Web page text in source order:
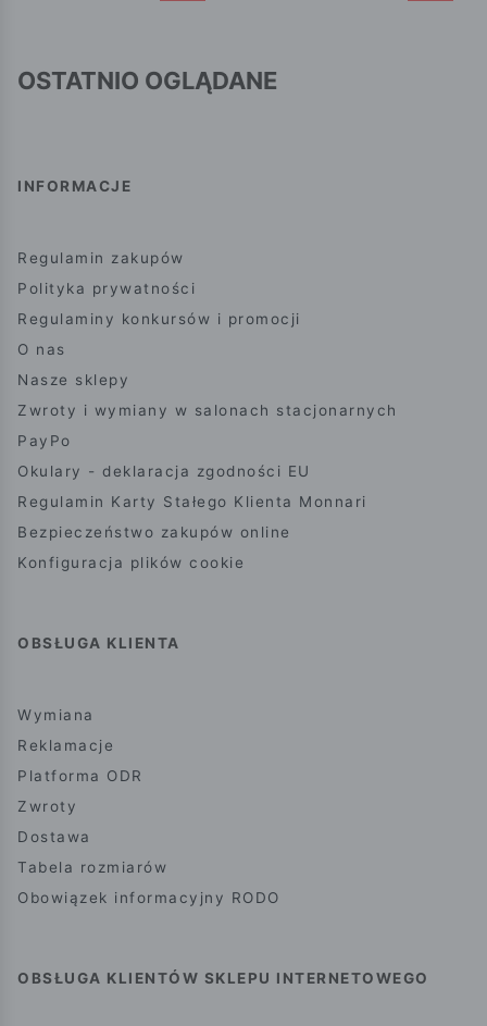
OSTATNIO OGLĄDANE
INFORMACJE
Regulamin zakupów
Polityka prywatności
Regulaminy konkursów i promocji
O nas
Nasze sklepy
Zwroty i wymiany w salonach stacjonarnych
PayPo
Okulary - deklaracja zgodności EU
Regulamin Karty Stałego Klienta Monnari
Bezpieczeństwo zakupów online
Konfiguracja plików cookie
OBSŁUGA KLIENTA
Wymiana
Reklamacje
Platforma ODR
Zwroty
Dostawa
Tabela rozmiarów
Obowiązek informacyjny RODO
OBSŁUGA KLIENTÓW SKLEPU INTERNETOWEGO